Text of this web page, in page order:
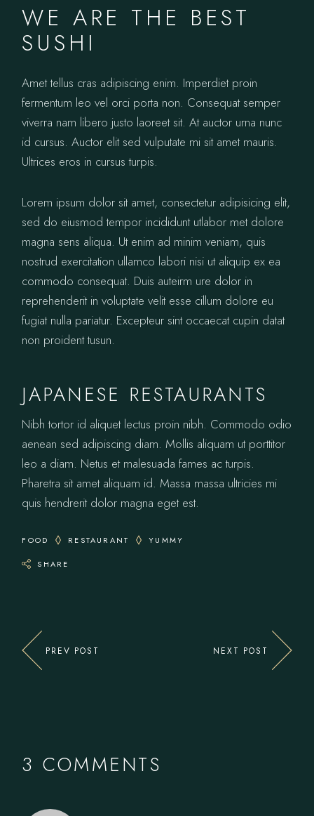
WE ARE THE BEST
SUSHI
Amet tellus cras adipiscing enim. Imperdiet proin
fermentum leo vel orci porta non. Consequat semper
viverra nam libero justo laoreet sit. At auctor urna nunc
id cursus. Auctor elit sed vulputate mi sit amet mauris.
Ultrices eros in cursus turpis.
Lorem ipsum dolor sit amet, consectetur adipisicing elit,
sed do eiusmod tempor incididunt utlabor met dolore
magna sens aliqua. Ut enim ad minim veniam, quis
nostrud exercitation ullamco labori nisi ut aliquip ex ea
commodo consequat. Duis auteirm ure dolor in
reprehenderit in voluptate velit esse cillum dolore eu
fugiat nulla pariatur. Excepteur sint occaecat cupin datat
non proident tusun.
JAPANESE RESTAURANTS
Nibh tortor id aliquet lectus proin nibh. Commodo odio
aenean sed adipiscing diam. Mollis aliquam ut porttitor
leo a diam. Netus et malesuada fames ac turpis.
Pharetra sit amet aliquam id. Massa massa ultricies mi
quis hendrerit dolor magna eget est.
FOOD RESTAURANT YUMMY
SHARE
PREV POST NEXT POST
3 COMMENTS